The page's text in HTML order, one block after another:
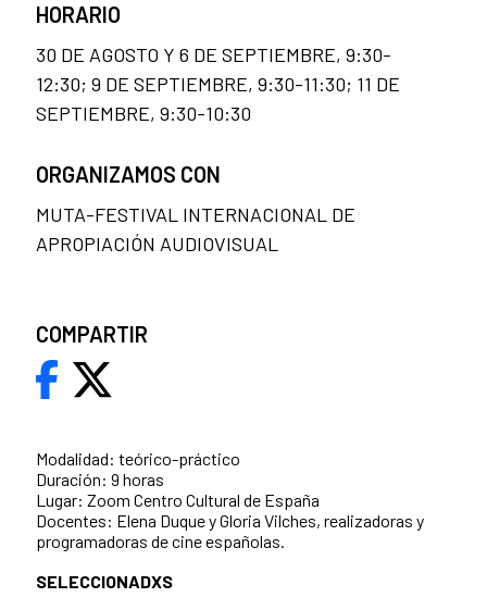
Modalidad: teórico-práctico
Duración: 9 horas
Lugar: Zoom Centro Cultural de España
Docentes: Elena Duque y Gloria Vilches, realizadoras y
programadoras de cine españolas.
SELECCIONADXS
HORARIO
30 DE AGOSTO Y 6 DE SEPTIEMBRE, 9:30-
12:30; 9 DE SEPTIEMBRE, 9:30-11:30; 11 DE
SEPTIEMBRE, 9:30-10:30
ORGANIZAMOS CON
MUTA-FESTIVAL INTERNACIONAL DE
APROPIACIÓN AUDIOVISUAL
COMPARTIR